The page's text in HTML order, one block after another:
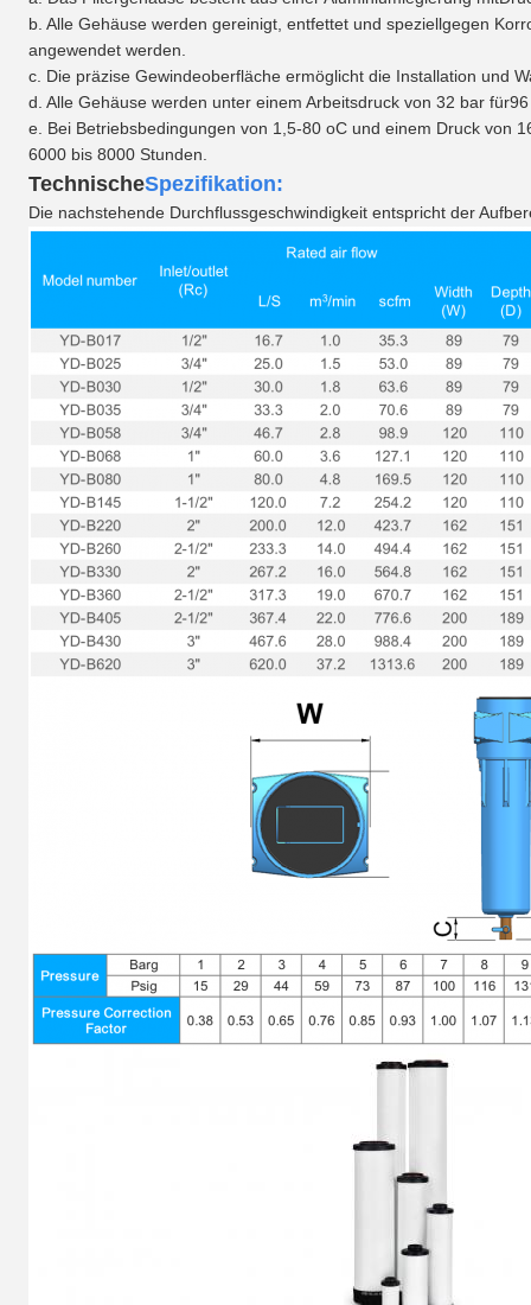
b. Alle Gehäuse werden gereinigt, entfettet und speziellgegen
angewendet werden.
c. Die präzise Gewindeoberfläche ermöglicht die Installation und
d. Alle Gehäuse werden unter einem Arbeitsdruck von 32 bar für
e. Bei Betriebsbedingungen von 1,5-80 oC und einem Druck von
6000 bis 8000 Stunden.
TechnischeSpezifikation:
Die nachstehende Durchflussgeschwindigkeit entspricht der